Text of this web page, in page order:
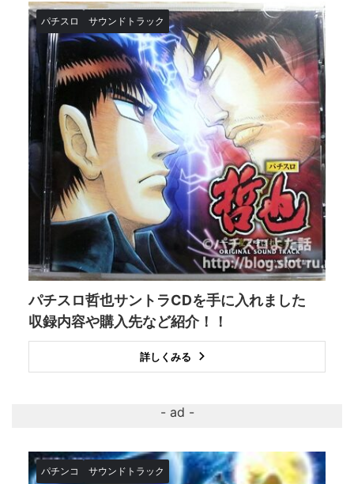
パチスロ サウンドトラック
パチスロ哲也サントラCDを手に入れました
収録内容や購入先など紹介！！
詳しくみる
パチンコ サウンドトラック